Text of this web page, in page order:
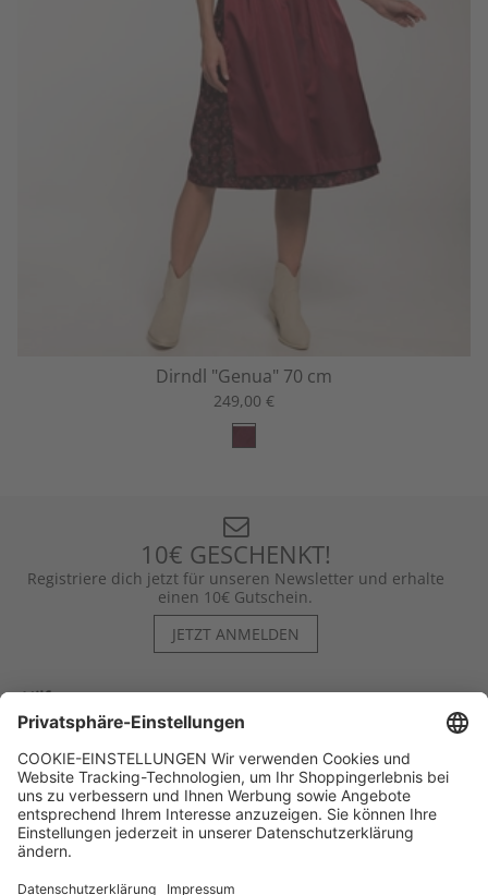
Dirndl "Genua" 70 cm
249,00 €
10€ GESCHENKT!
Registriere dich jetzt für unseren Newsletter und erhalte
einen 10€ Gutschein.
JETZT ANMELDEN
Hilfe
Kontakt
Kategorien